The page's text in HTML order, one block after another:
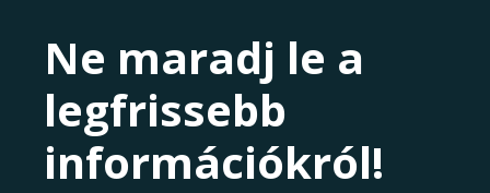
Ne maradj le a
legfrissebb
információkról!